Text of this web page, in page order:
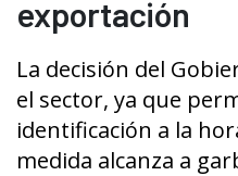
exportación
La decisión del
el sector, ya que
identificación a la
medida alcanza a